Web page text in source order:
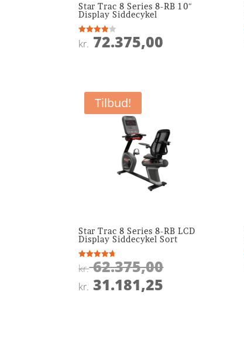
Star Trac 8 Series 8-RB 10″
Display Siddecykel
Vurderet
3.9
kr. 72.375,00
Tilbud!
Star Trac 8 Series 8-RB LCD
Display Siddecykel Sort
Vurderet
4.7
kr.62.375,00Den
kr. 31.181,25